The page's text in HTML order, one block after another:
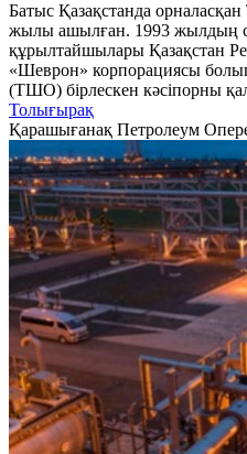
Батыс Қазақстанда
жылы ашылған. 1993 жылдың
құрылтайшылары Қазақстан
«Шеврон» корпорациясы
(ТШО) бірлескен кәсіпорны
Толығырақ
Қарашығанақ Петролеум